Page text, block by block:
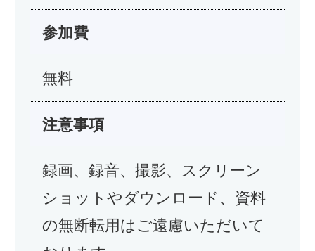
参加費
無料
注意事項
録画、録音、撮影、スクリーン
ショットやダウンロード、資料
の無断転用はご遠慮いただいて